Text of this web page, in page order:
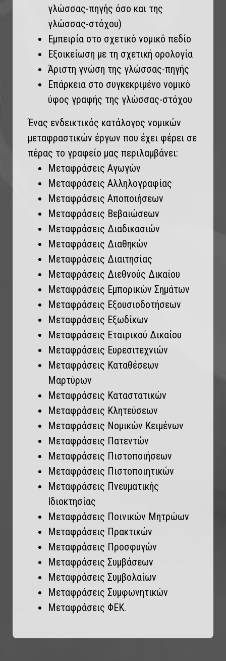
γλώσσας-πηγής όσο και της
γλώσσας-στόχου)
Εμπειρία στο σχετικό νομικό πεδίο
Εξοικείωση με τη σχετική ορολογία
Άριστη γνώση της γλώσσας-πηγής
Επάρκεια στο συγκεκριμένο νομικό
ύφος γραφής της γλώσσας-στόχου
Ένας ενδεικτικός κατάλογος νομικών
μεταφραστικών έργων που έχει φέρει σε
πέρας το γραφείο μας περιλαμβάνει:
Μεταφράσεις Αγωγών
Μεταφράσεις Αλληλογραφίας
Μεταφράσεις Αποποιήσεων
Μεταφράσεις Βεβαιώσεων
Μεταφράσεις Διαδικασιών
Μεταφράσεις Διαθηκών
Μεταφράσεις Διαιτησίας
Μεταφράσεις Διεθνούς Δικαίου
Μεταφράσεις Εμπορικών Σημάτων
Μεταφράσεις Εξουσιοδοτήσεων
Μεταφράσεις Εξωδίκων
Μεταφράσεις Εταιρικού Δικαίου
Μεταφράσεις Ευρεσιτεχνιών
Μεταφράσεις Καταθέσεων
Μαρτύρων
Μεταφράσεις Καταστατικών
Μεταφράσεις Κλητεύσεων
Μεταφράσεις Νομικών Κειμένων
Μεταφράσεις Πατεντών
Μεταφράσεις Πιστοποιήσεων
Μεταφράσεις Πιστοποιητικών
Μεταφράσεις Πνευματικής
Ιδιοκτησίας
Μεταφράσεις Ποινικών Μητρώων
Μεταφράσεις Πρακτικών
Μεταφράσεις Προσφυγών
Μεταφράσεις Συμβάσεων
Μεταφράσεις Συμβολαίων
Μεταφράσεις Συμφωνητικών
Μεταφράσεις ΦΕΚ.